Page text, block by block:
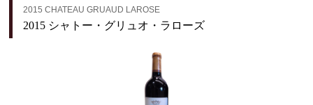
2015 CHATEAU GRUAUD LAROSE
2015 シャトー・グリュオ・ラローズ